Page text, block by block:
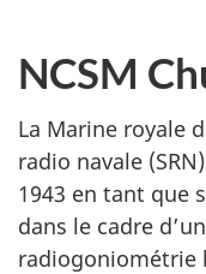
NCSM
La Marine royale
radio navale
1943 en tant que
dans le cadre
radiogoniométrie